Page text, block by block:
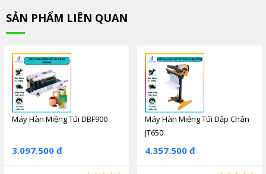
SẢN PHẨM LIÊN QUAN
Máy Hàn Miệng Túi DBF900
3.097.500 đ
Máy Hàn Miệng Túi Dập Chân
JT650
4.357.500 đ